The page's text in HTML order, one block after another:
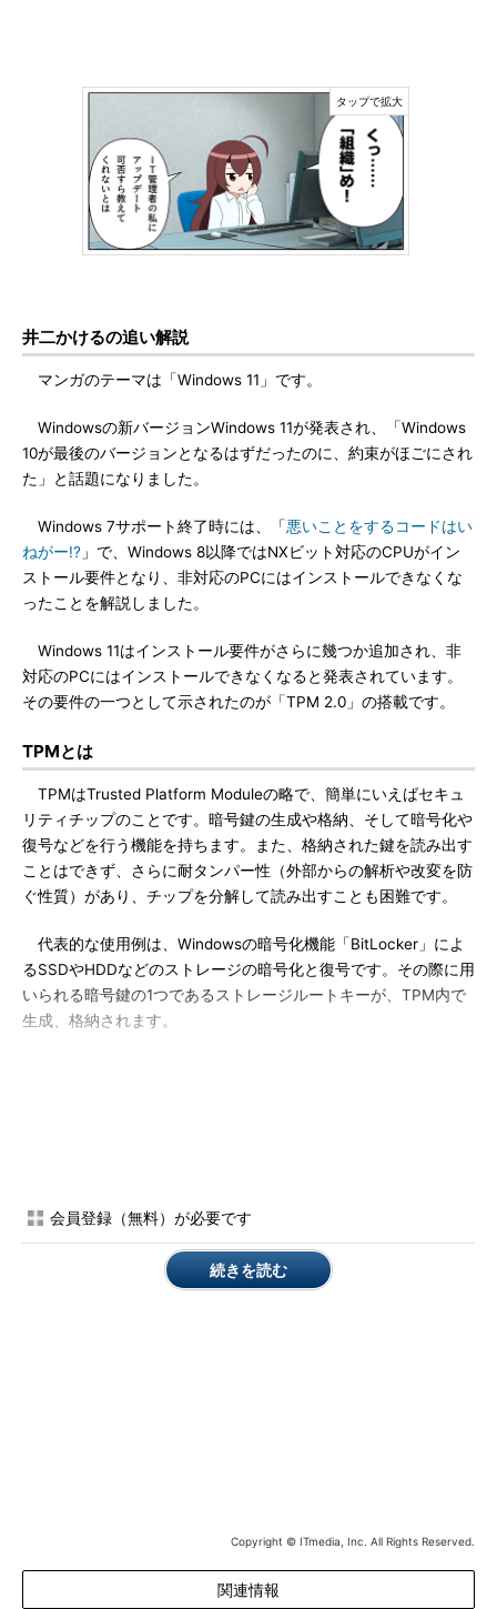
井二かけるの追い解説
マンガのテーマは「Windows 11」です。
Windowsの新バージョンWindows 11が発表され、「Windows
10が最後のバージョンとなるはずだったのに、約束がほごにされ
た」と話題になりました。
Windows 7サポート終了時には、「悪いことをするコードはい
ねがー!? 」で、Windows 8以降ではNXビット対応のCPUがイン
ストール要件となり、非対応のPCにはインストールできなくな
ったことを解説しました。
Windows 11はインストール要件がさらに幾つか追加され、非
対応のPCにはインストールできなくなると発表されています。
その要件の一つとして示されたのが「TPM 2.0」の搭載です。
TPMとは
TPMはTrusted Platform Moduleの略で、簡単にいえばセキュ
リティチップのことです。暗号鍵の生成や格納、そして暗号化や
復号などを行う機能を持ちます。また、格納された鍵を読み出す
ことはできず、さらに耐タンパー性（外部からの解析や改変を防
ぐ性質）があり、チップを分解して読み出すことも困難です。
代表的な使用例は、Windowsの暗号化機能「BitLocker」によ
るSSDやHDDなどのストレージの暗号化と復号です。その際に用
いられる暗号鍵の1つであるストレージルートキーが、TPM内で
生成、格納されます。
BitLockerとは（＠IT）
TPMの基本事項（Microsoft）
うわけではありません。基本的な仕組みを理解して、運用する必
要があります。
会員登録（無料）が必要です
続きを読む
Copyright © ITmedia, Inc. All Rights Reserved.
関連情報